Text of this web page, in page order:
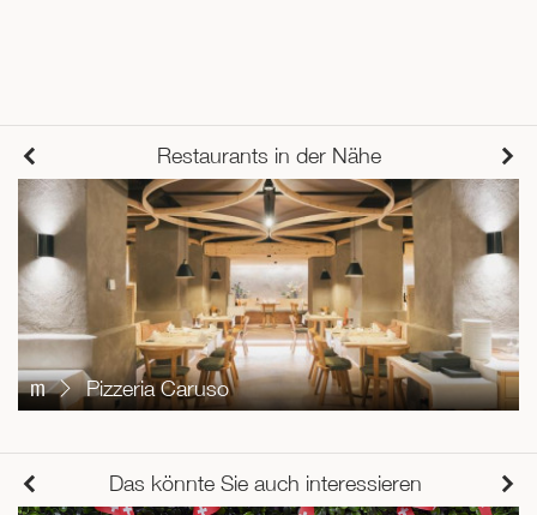
Restaurants in der Nähe
m Pizzeria Caruso
Das könnte Sie auch interessieren